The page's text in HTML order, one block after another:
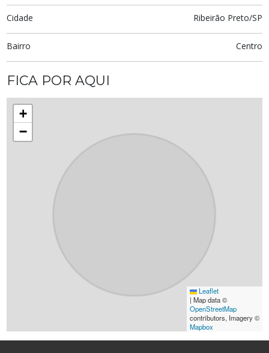
Cidade Ribeirão Preto/SP
Bairro Centro
FICA POR AQUI
+
−
Leaflet
| Map data ©
OpenStreetMap
contributors, Imagery ©
Mapbox